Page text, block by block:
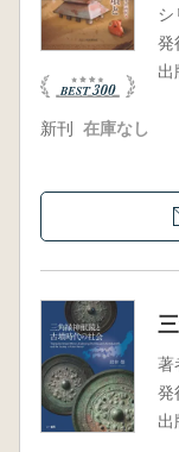
シ
発
出
新刊 在庫なし
著
発
出